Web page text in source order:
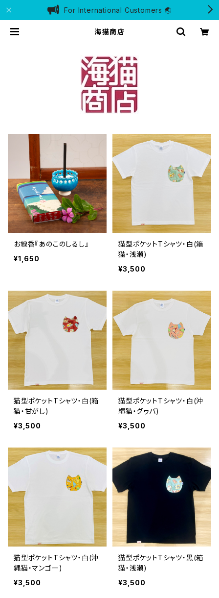
For International Customers 🌏
海猫商店
お線香『あのこのしるし』
¥1,650
猫型ポケットTシャツ・白(箱
猫・浅瀬)
¥3,500
猫型ポケットTシャツ・白(箱
猫・甘がし)
¥3,500
猫型ポケットTシャツ・白(沖
縄猫・グヮバ)
¥3,500
猫型ポケットTシャツ・白(沖
縄猫・マンゴー)
¥3,500
猫型ポケットTシャツ・黒(箱
猫・浅瀬)
¥3,500